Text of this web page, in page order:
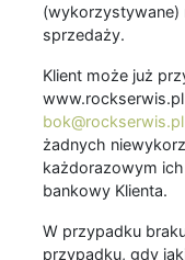
(wykorzystywane)
sprzedaży.
Klient może już
bok@rockserwis.pl
żadnych
każdorazowym
bankowy Klienta.
W przypadku
przypadku, gdy